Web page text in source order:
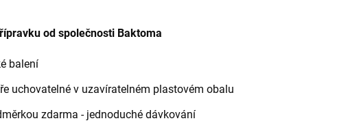
od společnosti Baktoma
balení
uchovatelné v uzavíratelném plastovém obalu
zdarma - jednoduché dávkování